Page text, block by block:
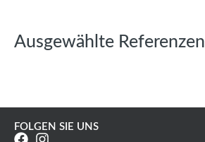
Ausgewählte Referenzen
FOLGEN SIE UNS